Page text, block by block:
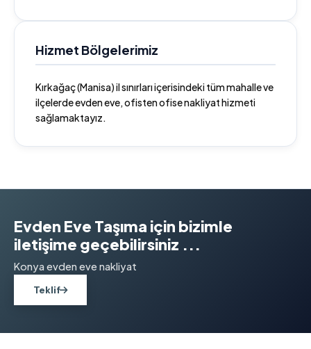
Hizmet Bölgelerimiz
Kırkağaç (Manisa) il sınırları içerisindeki tüm mahalle ve
ilçelerde evden eve, ofisten ofise nakliyat hizmeti
sağlamaktayız.
Evden Eve Taşıma için bizimle
iletişime geçebilirsiniz ...
Konya evden eve nakliyat
Teklif